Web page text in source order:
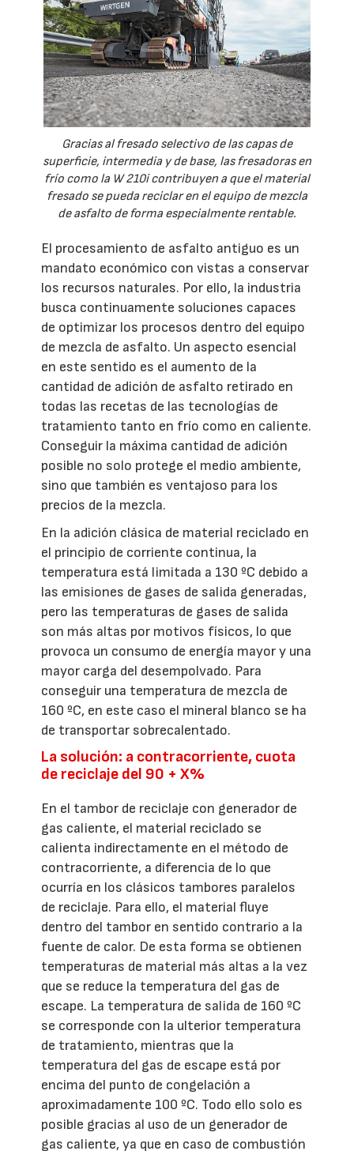
Gracias al fresado selectivo de las capas de
superficie, intermedia y de base, las fresadoras en
frío como la W 210i contribuyen a que el material
fresado se pueda reciclar en el equipo de mezcla
de asfalto de forma especialmente rentable.
El procesamiento de asfalto antiguo es un
mandato económico con vistas a conservar
los recursos naturales. Por ello, la industria
busca continuamente soluciones capaces
de optimizar los procesos dentro del equipo
de mezcla de asfalto. Un aspecto esencial
en este sentido es el aumento de la
cantidad de adición de asfalto retirado en
todas las recetas de las tecnologías de
tratamiento tanto en frío como en caliente.
Conseguir la máxima cantidad de adición
posible no solo protege el medio ambiente,
sino que también es ventajoso para los
precios de la mezcla.
En la adición clásica de material reciclado en
el principio de corriente continua, la
temperatura está limitada a 130 ºC debido a
las emisiones de gases de salida generadas,
pero las temperaturas de gases de salida
son más altas por motivos físicos, lo que
provoca un consumo de energía mayor y una
mayor carga del desempolvado. Para
conseguir una temperatura de mezcla de
160 ºC, en este caso el mineral blanco se ha
de transportar sobrecalentado.
La solución: a contracorriente, cuota
de reciclaje del 90 + X%
En el tambor de reciclaje con generador de
gas caliente, el material reciclado se
calienta indirectamente en el método de
contracorriente, a diferencia de lo que
ocurría en los clásicos tambores paralelos
de reciclaje. Para ello, el material fluye
dentro del tambor en sentido contrario a la
fuente de calor. De esta forma se obtienen
temperaturas de material más altas a la vez
que se reduce la temperatura del gas de
escape. La temperatura de salida de 160 ºC
se corresponde con la ulterior temperatura
de tratamiento, mientras que la
temperatura del gas de escape está por
encima del punto de congelación a
aproximadamente 100 ºC. Todo ello solo es
posible gracias al uso de un generador de
gas caliente, ya que en caso de combustión